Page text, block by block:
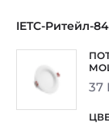
IETC-Ритейл-
37